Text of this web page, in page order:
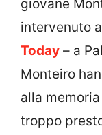
giovane
intervenuto
Today – a
Monteiro
alla
troppo